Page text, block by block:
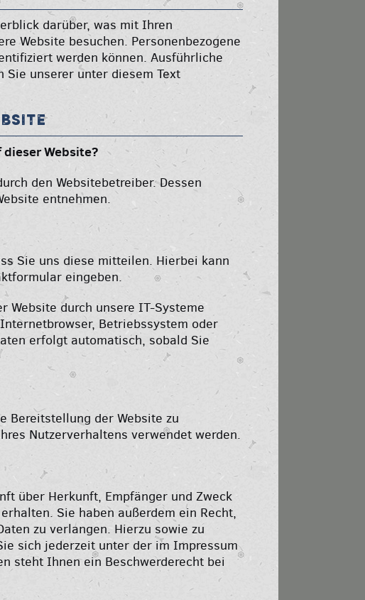
darüber, was mit Ihren
Website besuchen. Personenbezogene
werden können. Ausführliche
Sie unserer unter diesem Text
Website?
den Websitebetreiber. Dessen
entnehmen.
Sie uns diese mitteilen. Hierbei kann
eingeben.
Website durch unsere IT-Systeme
Betriebssystem oder
erfolgt automatisch, sobald Sie
Bereitstellung der Website zu
Nutzerverhaltens verwendet werden.
über Herkunft, Empfänger und Zweck
Sie haben außerdem ein Recht,
zu verlangen. Hierzu sowie zu
sich jederzeit unter der im Impressum
steht Ihnen ein Beschwerderecht bei